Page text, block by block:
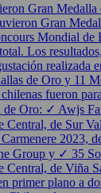
Gran Medalla